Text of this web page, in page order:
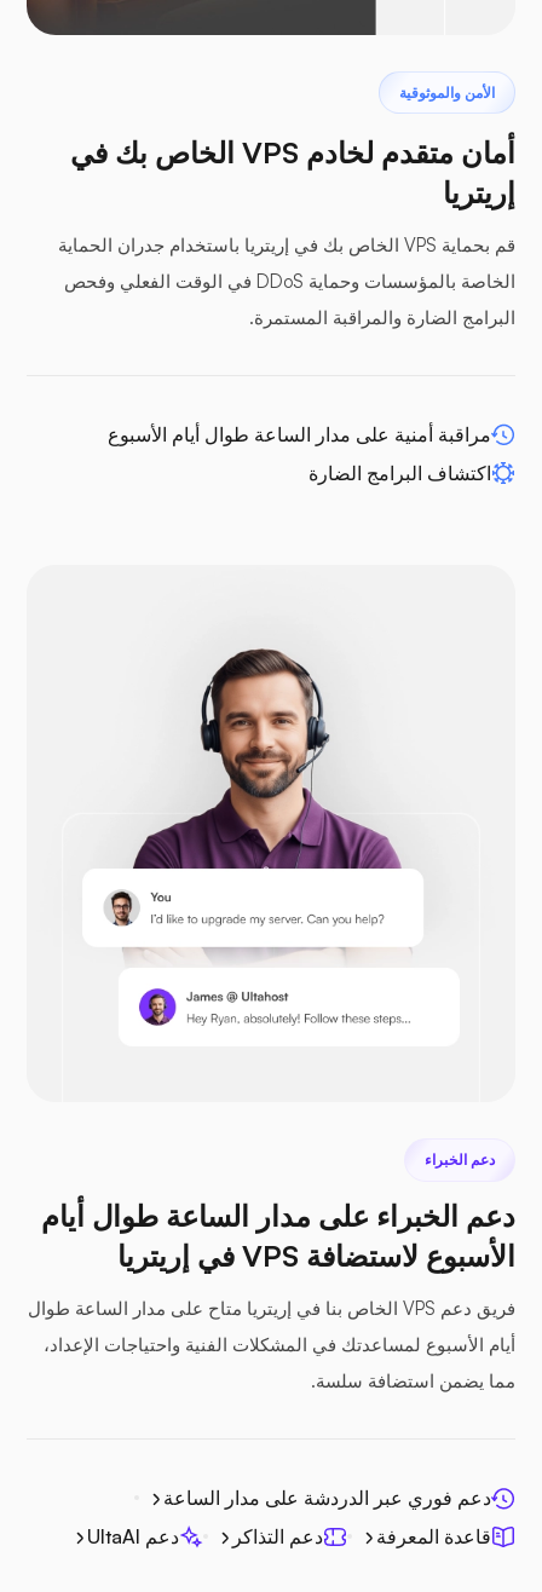
البتروداكتيل
ألواح عازلة
WP-extendify
أوبن كارت
بريستاشوب
سيفيل
الأمن والموثوقية
أمان متقدم لخادم VPS الخاص بك في
إريتريا
قم بحماية VPS الخاص بك في إريتريا باستخدام جدران الحماية
الخاصة بالمؤسسات وحماية DDoS في الوقت الفعلي وفحص
البرامج الضارة والمراقبة المستمرة.
مراقبة أمنية على مدار الساعة طوال أيام الأسبوع
اكتشاف البرامج الضارة
دعم الخبراء
دعم الخبراء على مدار الساعة طوال أيام
الأسبوع لاستضافة VPS في إريتريا
فريق دعم VPS الخاص بنا في إريتريا متاح على مدار الساعة طوال
أيام الأسبوع لمساعدتك في المشكلات الفنية واحتياجات الإعداد،
مما يضمن استضافة سلسة.
دعم فوري عبر الدردشة على مدار الساعة
قاعدة المعرفة
دعم التذاكر دعم UltaAI